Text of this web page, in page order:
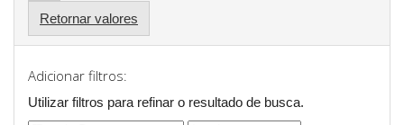
Retornar valores
Adicionar filtros:
Utilizar filtros para refinar o resultado de busca.